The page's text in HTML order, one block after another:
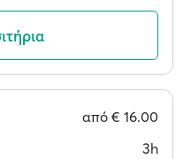
από € 16.00
3h